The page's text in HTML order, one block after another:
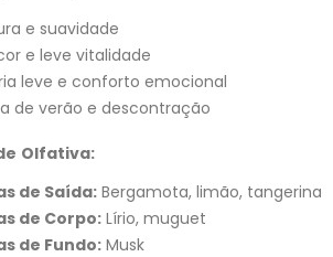
e suavidade
e leve vitalidade
leve e conforto emocional
de verão e descontração
Olfativa:
de Saída: Bergamota, limão, tangerina
de Corpo: Lírio, muguet
de Fundo:Musk